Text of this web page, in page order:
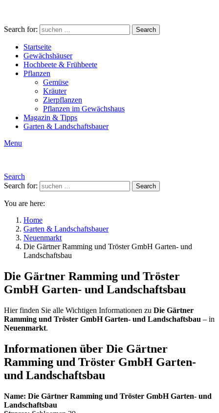
Search for: Search
Startseite
Gewächshäuser
Hochbeete & Frühbeete
Pflanzen
Gemüse
Kräuter
Zierpflanzen
Pflanzen im Gewächshaus
Magazin & Tipps
Garten & Landschaftsbauer
Menu
Search
Search for:
Search
You are here:
Home
Garten & Landschaftsbauer
Neuenmarkt
Die Gärtner Ramming und Tröster GmbH Garten- und
Landschaftsbau
Die Gärtner Ramming und Tröster
GmbH Garten- und Landschaftsbau
Hier finden Sie alle Wichtigen Informationen zu Die Gärtner
Ramming und Tröster GmbH Garten- und Landschaftsbau – in
Neuenmarkt.
Informationen über Die Gärtner
Ramming und Tröster GmbH Garten-
und Landschaftsbau
Name: Die Gärtner Ramming und Tröster GmbH Garten- und
Landschaftsbau